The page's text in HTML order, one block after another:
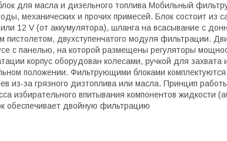
для масла и дизельного топлива Мобильный
механических и прочих примесей. Блок состоит из
12 V (от аккумулятора), шланга на всасывание с
двухступенчатого модуля фильтрации.
с панелью, на которой размещены регуляторы
корпус оборудован колесами, ручкой для
положении. Фильтрующими блоками
из-за грязного дизтоплива или масла. Принцип
избирательного впитывания компонентов жидкости
обеспечивает двойную фильтрацию